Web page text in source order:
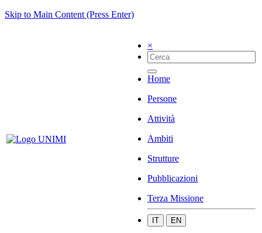
Skip to Main Content (Press Enter)
×
Home
Persone
Attività
Ambiti
Strutture
Pubblicazioni
Terza Missione
IT EN